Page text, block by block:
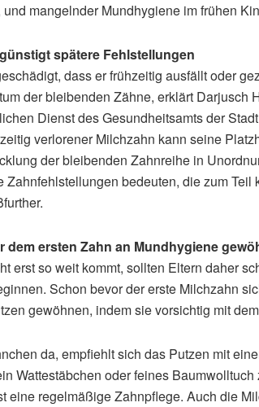
mangelnder Mundhygiene im frühen
spätere Fehlstellungen
dass er frühzeitig ausfällt oder
der bleibenden Zähne, erklärt Darjusch
Dienst des Gesundheitsamts der
verlorener Milchzahn kann seine
der bleibenden Zahnreihe in
Zahnfehlstellungen bedeuten, die zum
dem ersten Zahn an Mundhygiene
erst so weit kommt, sollten Eltern daher
Schon bevor der erste Milchzahn
gewöhnen, indem sie vorsichtig mit
da, empfiehlt sich das Putzen mit
Wattestäbchen oder feines
eine regelmäßige Zahnpflege. Auch die